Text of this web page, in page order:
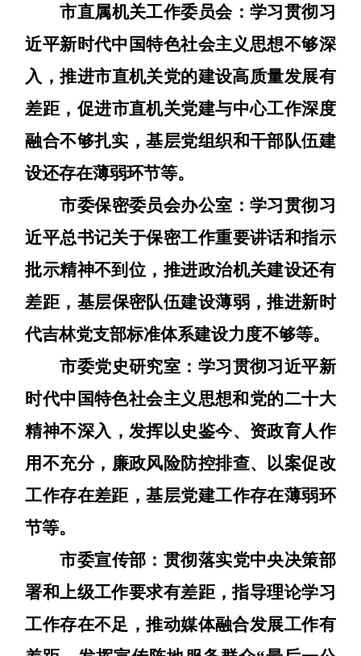
市直属机关工作委员会： 学习贯彻习
近平新时代中国特色社会主义思想不够深
入 ，推进市直机关党的建设高质量发展有
差距，促进市直机关党建与中心工作深度
融合不够扎实 ，基层党组织和干部队伍建
设还存在薄弱环节等。
市委保密委员会办公室： 学习贯彻习
近平总书记关于保密工作重要讲话和指示
批示精神不到位 ， 推进政治机关建设还有
差距， 基层保密队伍建设薄弱，推进新时
代吉林党支部标准体系建设力度不够等。
市委党史研究室： 学习贯彻习近平新
时代中国特色社会主义思想和党的二十大
精神不深入 ， 发挥以史鉴今、资政育人作
用不充分， 廉政风险防控排查、以案促改
工作存在差距，基层党建工作存在薄弱环
节等。
市委宣传部： 贯彻落实党中央决策部
署和上级工作要求有差距，指导理论学习
工作存在不足，推动媒体融合发展工作有